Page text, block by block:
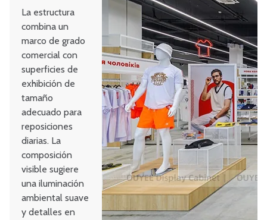
La estructura
combina un
marco de grado
comercial con
superficies de
exhibición de
tamaño
adecuado para
reposiciones
diarias. La
composición
visible sugiere
una iluminación
ambiental suave
y detalles en